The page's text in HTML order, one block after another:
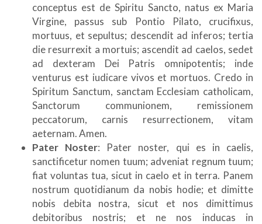
conceptus est de Spiritu Sancto, natus ex Maria
Virgine, passus sub Pontio Pilato, crucifixus,
mortuus, et sepultus; descendit ad inferos; tertia
die resurrexit a mortuis; ascendit ad caelos, sedet
ad dexteram Dei Patris omnipotentis; inde
venturus est iudicare vivos et mortuos. Credo in
Spiritum Sanctum, sanctam Ecclesiam catholicam,
Sanctorum communionem, remissionem
peccatorum, carnis resurrectionem, vitam
aeternam. Amen.
Pater Noster: Pater noster, qui es in caelis,
sanctificetur nomen tuum; adveniat regnum tuum;
fiat voluntas tua, sicut in caelo et in terra. Panem
nostrum quotidianum da nobis hodie; et dimitte
nobis debita nostra, sicut et nos dimittimus
debitoribus nostris; et ne nos inducas in